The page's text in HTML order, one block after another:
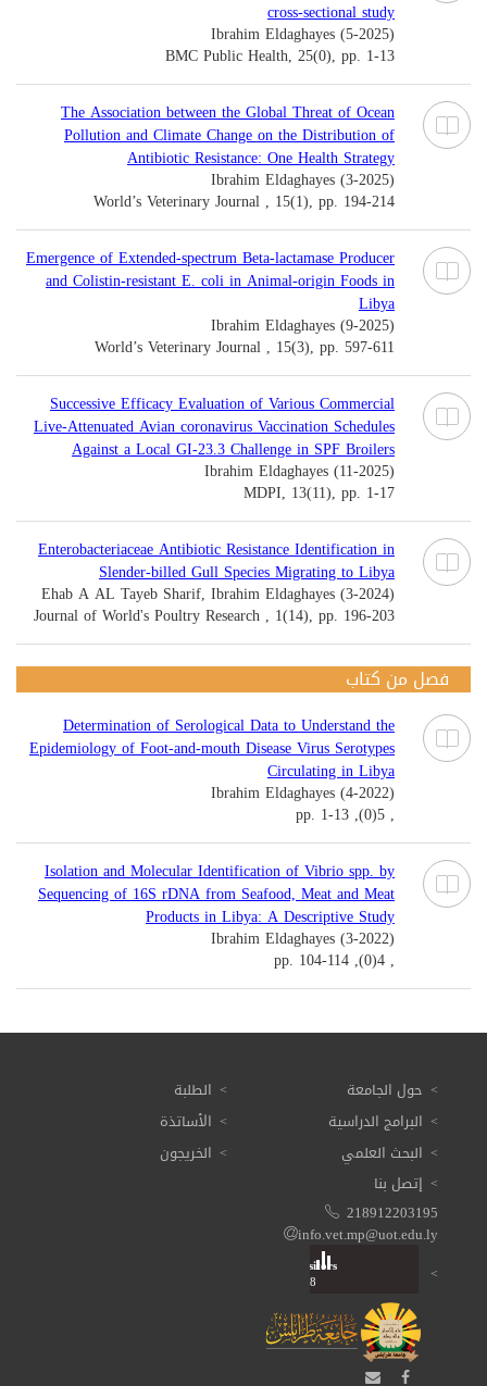
cross-sectional study
Ibrahim Eldaghayes (5-2025)
BMC Public Health, 25(0), pp. 1-13
The Association between the Global Threat of Ocean
Pollution and Climate Change on the Distribution of
Antibiotic Resistance: One Health Strategy
Ibrahim Eldaghayes (3-2025)
World’s Veterinary Journal , 15(1), pp. 194-214
Emergence of Extended-spectrum Beta-lactamase Producer
and Colistin-resistant E. coli in Animal-origin Foods in
Libya
Ibrahim Eldaghayes (9-2025)
World’s Veterinary Journal , 15(3), pp. 597-611
Successive Efficacy Evaluation of Various Commercial
Live-Attenuated Avian coronavirus Vaccination Schedules
Against a Local GI-23.3 Challenge in SPF Broilers
Ibrahim Eldaghayes (11-2025)
MDPI, 13(11), pp. 1-17
Enterobacteriaceae Antibiotic Resistance Identification in
Slender-billed Gull Species Migrating to Libya
Ehab A AL Tayeb Sharif, Ibrahim Eldaghayes (3-2024)
Journal of World's Poultry Research , 1(14), pp. 196-203
فصل من كتاب
Determination of Serological Data to Understand the
Epidemiology of Foot-and-mouth Disease Virus Serotypes
Circulating in Libya
Ibrahim Eldaghayes (4-2022)
, 5(0), pp. 1-13
Isolation and Molecular Identification of Vibrio spp. by
Sequencing of 16S rDNA from Seafood, Meat and Meat
Products in Libya: A Descriptive Study
Ibrahim Eldaghayes (3-2022)
, 4(0), pp. 104-114
حول الجامعة
البرامج الدراسية
البحث العلمي
الطلبة
الأساتذة
الخريجون
إتصل بنا
218912203195
info.vet.mp@uot.edu.ly
Total: 3 615 468
Visitors